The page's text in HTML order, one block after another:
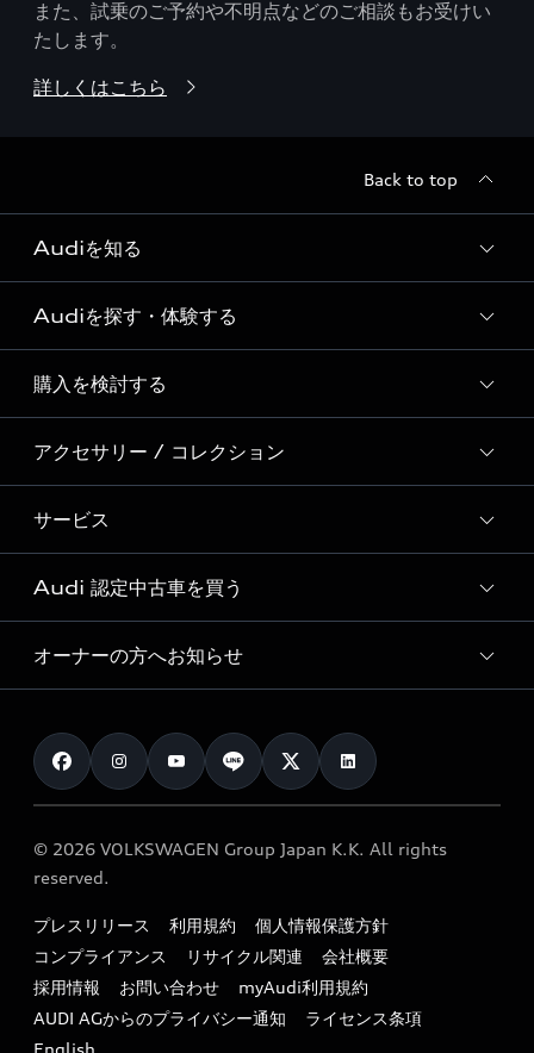
また、試乗のご予約や不明点などのご相談もお受けい
たします。
詳しくはこちら
Back to top
Audiを知る
Audi ブランド
Story of Progress
Audi Sport
Formula 1®
デジタルサービス
Audiを探す・体験する
ディーラー検索
新車在庫検索
試乗車・展示車検索
見積り依頼
試乗予約
購入を検討する
モデル一覧
特別仕様モデル / 限定モデル
e-tronラインアップ
価格シミュレーション
車両比較
カタログ一覧
アクセサリー / コレクション
純正アクセサリー
オンラインショップ
Audi collection
アウディナビアプリ
サービス
サービス入庫予約
サービスプログラム
メンテナンス
車検 / 定期点検
e-tronアフターサポート
myAudi
Audi 認定中古車を買う
Audi認定中古車
クオリティ
保証
メンテナンス
ファイナンス
キャンペーン / イベント
買取査定
オーナーの方へお知らせ
お知らせ
オーナー様向けキャンペーン
特定整備適用車一覧
リサイクル法
よくある質問（FAQ）
© 2026 VOLKSWAGEN Group Japan K.K. All rights
reserved.
プレスリリース 利用規約
個人情報保護方針
コンプライアンス
リサイクル関連
会社概要
採用情報
お問い合わせ
myAudi利用規約
AUDI AGからのプライバシー通知
ライセンス条項
English